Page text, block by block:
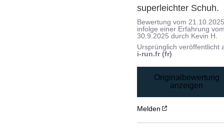
superleichter Schuh.
Bewertung vom
infolge einer Erfahrung
30.9.2025 durch Kevin H.
Ursprünglich veröffentlicht
i-run.fr (fr)
Originalbewertung
anzeigen
Melden